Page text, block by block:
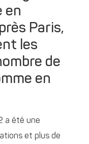
en
Paris,
les
de
en
a été une
et plus de